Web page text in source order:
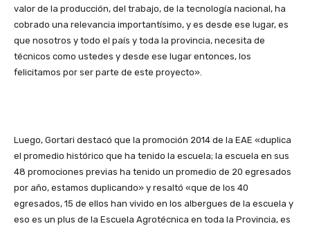
valor de la producción, del trabajo, de la tecnología nacional, ha
cobrado una relevancia importantísimo, y es desde ese lugar, es
que nosotros y todo el país y toda la provincia, necesita de
técnicos como ustedes y desde ese lugar entonces, los
felicitamos por ser parte de este proyecto».
Luego, Gortari destacó que la promoción 2014 de la EAE «duplica
el promedio histórico que ha tenido la escuela; la escuela en sus
48 promociones previas ha tenido un promedio de 20 egresados
por año, estamos duplicando» y resaltó «que de los 40
egresados, 15 de ellos han vivido en los albergues de la escuela y
eso es un plus de la Escuela Agrotécnica en toda la Provincia, es